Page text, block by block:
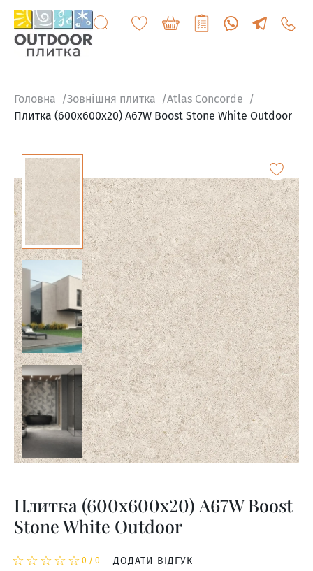
Головна
Зовнішня плитка
Atlas Concorde
Плитка (600x600x20) A67W Boost Stone White Outdoor
Плитка (600x600x20) A67W Boost
Stone White Outdoor
☆
★☆
★☆
★☆
★☆
★ 0 / 0 ДОДАТИ ВІДГУК